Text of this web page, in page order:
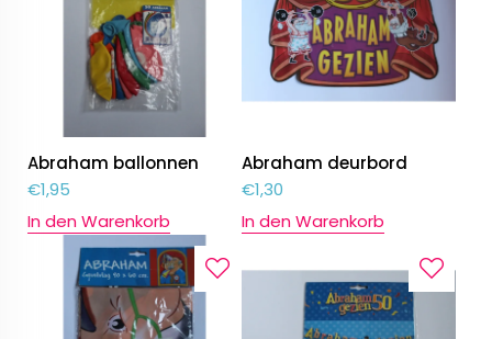
Abraham ballonnen
€1,95
In den Warenkorb
Abraham deurbord
€1,30
In den Warenkorb